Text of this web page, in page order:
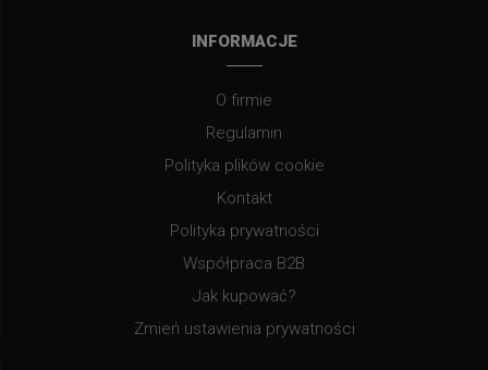
INFORMACJE
O firmie
Regulamin
Polityka plików cookie
Kontakt
Polityka prywatności
Współpraca B2B
Jak kupować?
Zmień ustawienia prywatności